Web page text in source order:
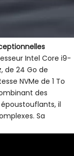
Intel Core i9-
de 24 Go de
NVMe de 1 To
des
il
Sa